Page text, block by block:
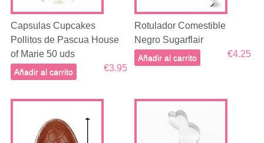
Capsulas Cupcakes
Pollitos de Pascua House
of Marie 50 uds
€3.95
Añadir al carrito
Rotulador Comestible
Negro Sugarflair
€4.25
Añadir al carrito